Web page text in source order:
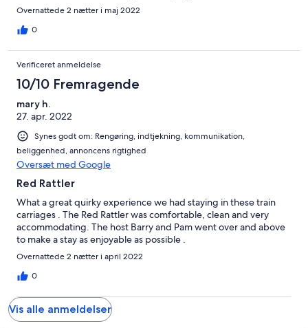
Overnattede 2 nætter i maj 2022
0
Verificeret anmeldelse
10/10 Fremragende
mary h.
27. apr. 2022
Synes godt om: Rengøring, indtjekning, kommunikation,
beliggenhed, annoncens rigtighed
Oversæt med Google
Red Rattler
What a great quirky experience we had staying in these train
carriages . The Red Rattler was comfortable, clean and very
accommodating. The host Barry and Pam went over and above
to make a stay as enjoyable as possible .
Overnattede 2 nætter i april 2022
0
Vis alle anmeldelser